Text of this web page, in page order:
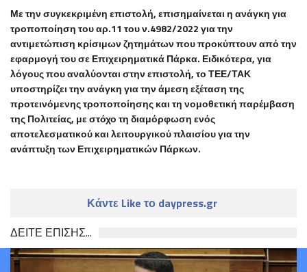
Με την συγκεκριμένη επιστολή, επισημαίνεται η ανάγκη για
τροποποίηση του αρ.11 του ν.4982/2022 για την
αντιμετώπιση κρίσιμων ζητημάτων που προκύπτουν από την
εφαρμογή του σε Επιχειρηματικά Πάρκα. Ειδικότερα, για
λόγους που αναλύονται στην επιστολή, το ΤΕΕ/ΤΑΚ
υποστηρίζει την ανάγκη για την άμεση εξέταση της
προτεινόμενης τροποποίησης και τη νομοθετική παρέμβαση
της Πολιτείας, με στόχο τη διαμόρφωση ενός
αποτελεσματικού και λειτουργικού πλαισίου για την
ανάπτυξη των Επιχειρηματικών Πάρκων.
Κάντε Like το daypress.gr
ΔΕΙΤΕ ΕΠΙΣΗΣ...